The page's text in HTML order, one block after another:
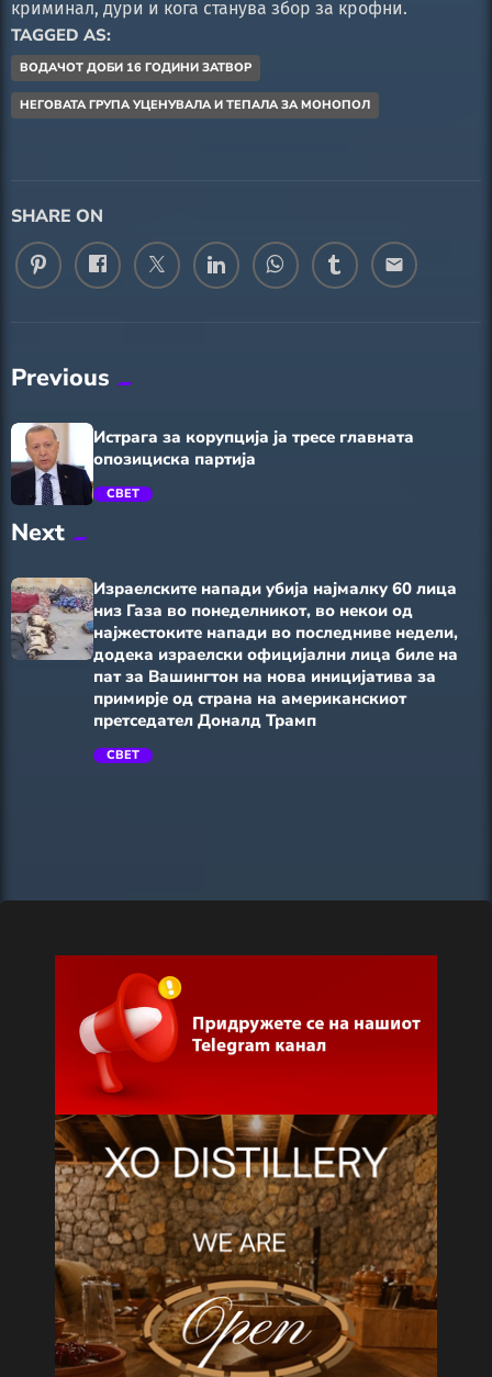
криминал, дури и кога станува збор за крофни.
TAGGED AS:
ВОДАЧОТ ДОБИ 16 ГОДИНИ ЗАТВОР
НЕГОВАТА ГРУПА УЦЕНУВАЛА И ТЕПАЛА ЗА МОНОПОЛ
SHARE ON
email
Previous
trending_flat
Истрага за корупција ја тресе главната
опозициска партија
СВЕТ
Next
Израелските напади убија најмалку 60 лица
низ Газа во понеделникот, во некои од
најжестоките напади во последниве недели,
додека израелски официјални лица биле на
пат за Вашингтон на нова иницијатива за
примирје од страна на американскиот
претседател Доналд Трамп
СВЕТ